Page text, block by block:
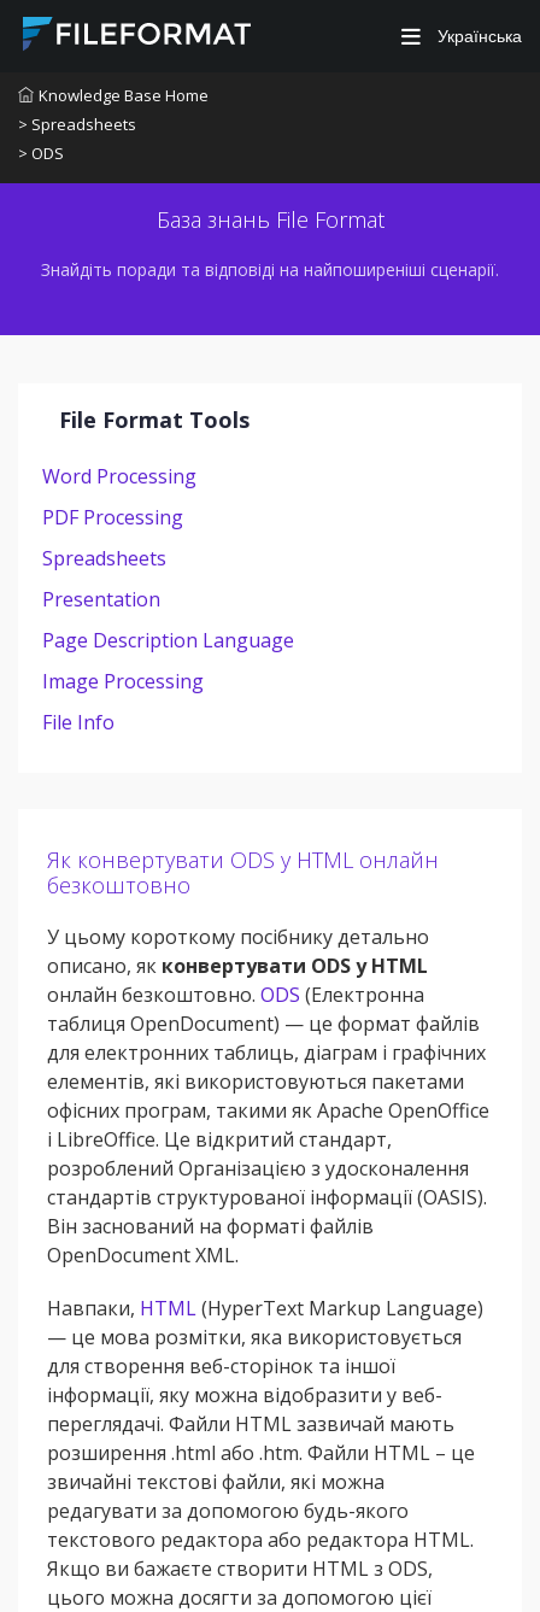
Українська
Knowledge Base Home
> Spreadsheets
> ODS
База знань File Format
Знайдіть поради та відповіді на найпоширеніші сценарії.
File Format Tools
Word Processing
PDF Processing
Spreadsheets
Presentation
Page Description Language
Image Processing
File Info
Як конвертувати ODS у HTML онлайн
безкоштовно
У цьому короткому посібнику детально
описано, як конвертувати ODS у HTML
онлайн безкоштовно. ODS (Електронна
таблиця OpenDocument) — це формат файлів
для електронних таблиць, діаграм і графічних
елементів, які використовуються пакетами
офісних програм, такими як Apache OpenOffice
і LibreOffice. Це відкритий стандарт,
розроблений Організацією з удосконалення
стандартів структурованої інформації (OASIS).
Він заснований на форматі файлів
OpenDocument XML.
Навпаки, HTML(HyperText Markup Language)
— це мова розмітки, яка використовується
для створення веб-сторінок та іншої
інформації, яку можна відобразити у веб-
переглядачі. Файли HTML зазвичай мають
розширення .html або .htm. Файли HTML – це
звичайні текстові файли, які можна
редагувати за допомогою будь-якого
текстового редактора або редактора HTML.
Якщо ви бажаєте створити HTML з ODS,
цього можна досягти за допомогою цієї